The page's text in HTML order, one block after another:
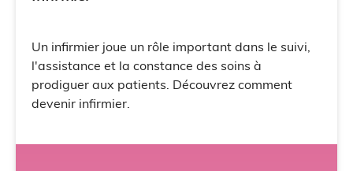
Un infirmier joue un rôle important dans le suivi,
l'assistance et la constance des soins à
prodiguer aux patients. Découvrez comment
devenir infirmier.